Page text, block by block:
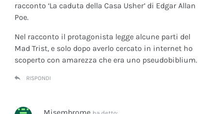
racconto ‘La caduta della Casa Usher’ di Edgar Allan
Poe.
Nel racconto il protagonista legge alcune parti del
Mad Trist, e solo dopo averlo cercato in internet ho
scoperto con amarezza che era uno pseudobiblium.
RISPONDI